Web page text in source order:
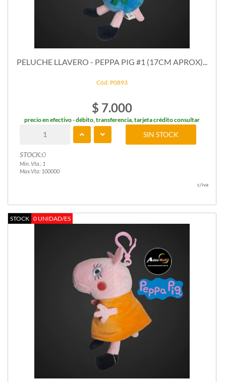
PELUCHE LLAVERO - PEPPA PIG #1 (17CM APROX)...
Cód: P0893
$ 7.000
precio en efectivo - débito, transferencia, tarjeta crédito consultar
STOCK:0
Min. Vta.: 1
Max Vta: 100000
SIN STOCK
c/iva
STOCK 0 UNIDAD/ES